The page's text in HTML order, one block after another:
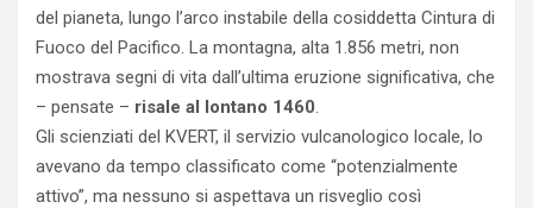
del pianeta, lungo l’arco instabile della cosiddetta Cintura di
Fuoco del Pacifico. La montagna, alta 1.856 metri, non
mostrava segni di vita dall’ultima eruzione significativa, che
– pensate – risale al lontano 1460.
Gli scienziati del KVERT, il servizio vulcanologico locale, lo
avevano da tempo classificato come “potenzialmente
attivo”, ma nessuno si aspettava un risveglio così